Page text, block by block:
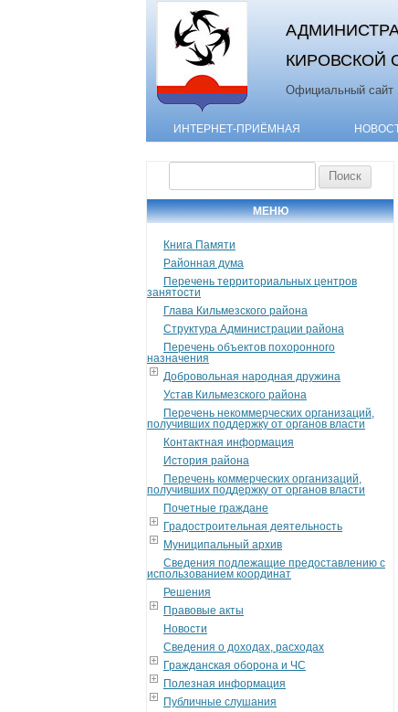
КИРОВСКОЙ
Официальный сайт
ИНТЕРНЕТ-ПРИЁМНАЯ
МЕНЮ
Книга Памяти
Районная дума
Перечень территориальных центров
занятости
Глава Кильмезского района
Структура Администрации района
Перечень объектов похоронного
назначения
Добровольная народная дружина
Устав Кильмезского района
Перечень некоммерческих организаций,
получивших поддержку от органов власти
Контактная информация
История района
Перечень коммерческих организаций,
получивших поддержку от органов власти
Почетные граждане
Градостроительная деятельность
Муниципальный архив
Сведения подлежащие предоставлению с
использованием координат
Решения
Правовые акты
Новости
Сведения о доходах, расходах
Гражданская оборона и ЧС
Полезная информация
Публичные слушания